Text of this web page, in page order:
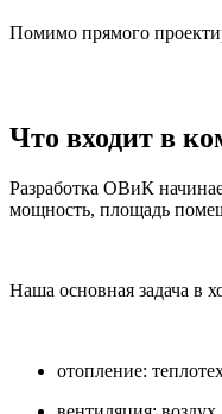
Помимо прямого
Что входит в
Разработка ОВиК
мощность, площадь
Наша основная задача в
отопление: